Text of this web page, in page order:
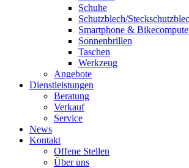
Schuhe
Schutzblech/
Smartphone &
Sonnenbrillen
Taschen
Werkzeug
Angebote
Dienstleistungen
Beratung
Verkauf
Service
News
Kontakt
Offene Stellen
Über uns